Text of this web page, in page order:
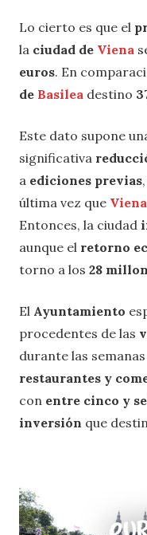
Lo cierto es que el
la ciudad de Viena
euros. En
de Basilea destino
Este dato supone
significativa
a ediciones previas
última vez que Viena
Entonces, la ciudad
aunque el retorno
torno a los 28
El Ayuntamiento
procedentes de las
durante las
restaurantes y
con entre cinco y
inversión que